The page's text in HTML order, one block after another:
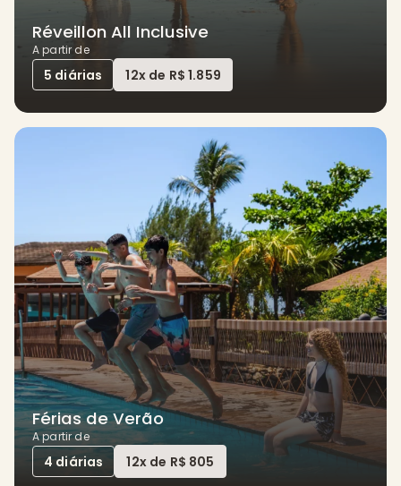
Réveillon All Inclusive
A partir de
5 diárias 12x de R$ 1.859
Férias de Verão
A partir de
4 diárias 12x de R$ 805